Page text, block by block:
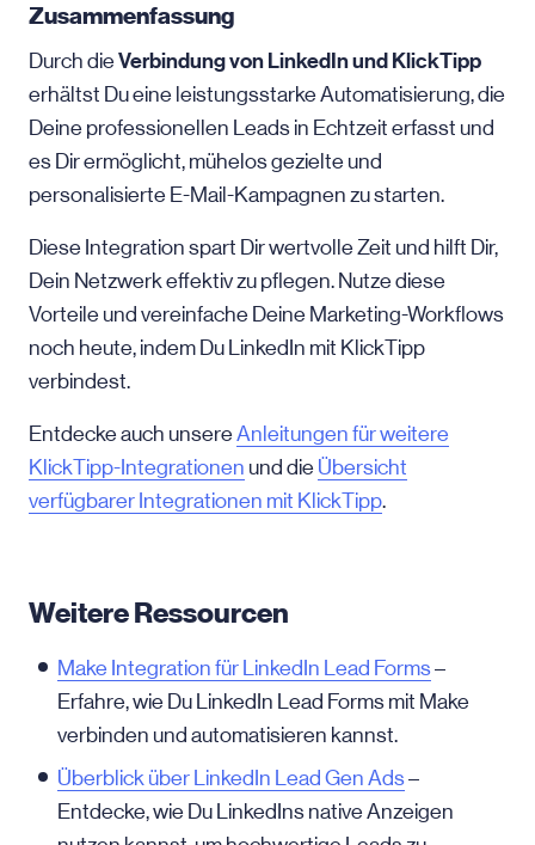
Zusammenfassung
Durch dieVerbindung von LinkedIn und KlickTipp
erhältst Du eine leistungsstarke Automatisierung, die
Deine professionellen Leads in Echtzeit erfasst und
es Dir ermöglicht, mühelos gezielte und
personalisierte E-Mail-Kampagnen zu starten.
Diese Integration spart Dir wertvolle Zeit und hilft Dir,
Dein Netzwerk effektiv zu pflegen. Nutze diese
Vorteile und vereinfache Deine Marketing-Workflows
noch heute, indem Du LinkedIn mit KlickTipp
verbindest.
Entdecke auch unsereAnleitungen für weitere
KlickTipp-Integrationen und die Übersicht
verfügbarer Integrationen mit KlickTipp.
Weitere Ressourcen
Make Integration für LinkedIn Lead Forms–
Erfahre, wie Du LinkedIn Lead Forms mit Make
verbinden und automatisieren kannst.
Überblick über LinkedIn Lead Gen Ads–
Entdecke, wie Du LinkedIns native Anzeigen